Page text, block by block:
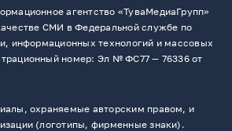
агентство «ТуваМедиаГрупп»
СМИ в Федеральной службе по
информационных технологий и массовых
номер: Эл № ФС77 — 76336 от
охраняемые авторским правом, и
(логотипы, фирменные знаки).